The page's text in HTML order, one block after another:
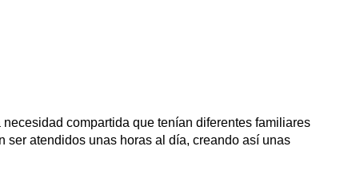
compartida que tenían diferentes familiares
atendidos unas horas al día, creando así unas